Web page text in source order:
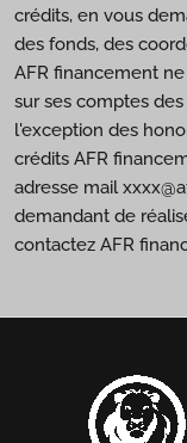
crédits, en vous
des fonds, des
AFR financement
sur ses comptes
l'exception des
crédits AFR
adresse mail
demandant de
contactez AFR